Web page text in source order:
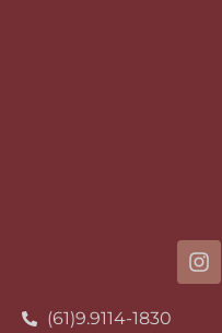
(61)9.9114-1830